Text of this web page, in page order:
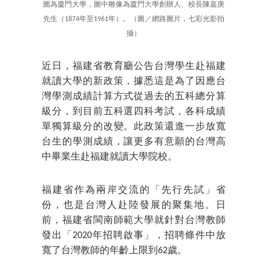
圖為廈門大學，圖中雕像為廈門大學創辦人、校長陳嘉庚
先生（1874年至1961年）。（圖／網路圖片，七彩光影拍
攝）
近日，福建省教育廳公告台灣學生赴福建
就讀大學的新政策，據悉這是為了因應台
灣學測成績計算方式從過去的五科總分算
級分，到目前五科選四科考試，各科成績
單獨算級分的改變。此政策還進一步放寬
台生的學測成績，讓更多有意願的台灣高
中畢業生赴福建就讀大學院校。
福建省作為兩岸交流的「先行先試」省
份，也是台灣人赴陸發展的聚集地。日
前，福建省閩南師範大學就針對台灣教師
發出「2020年招聘啟事」，招聘條件中放
寬了台灣教師的年齡上限到62歲。